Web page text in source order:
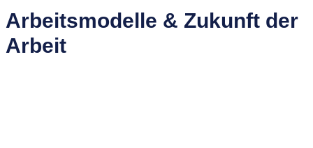
Arbeitsmodelle & Zukunft der
Arbeit